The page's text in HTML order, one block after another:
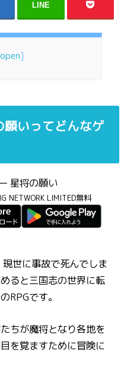
LINE
open]
いってどんなゲ
星将の願い
NETWORK LIMITED無料
世に事故で死んでしま
ると三国志の世界に転
RPGです。
ちが魔将となり各地を
を覚ますために冒険に